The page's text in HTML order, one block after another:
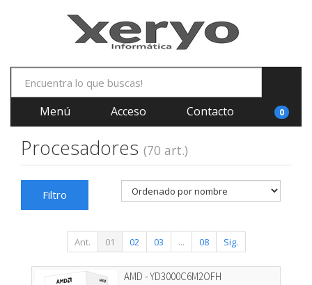
Menú Acceso Contacto 0
Procesadores (70 art.)
Filtro
Ant. 01 02 03 ... 08 Sig.
AMD - YD3000C6M2OFH